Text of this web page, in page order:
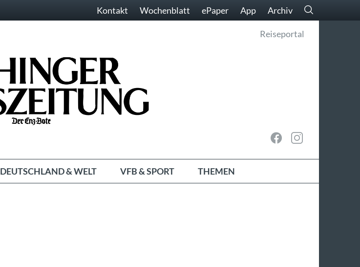
Kontakt Wochenblatt ePaper App Archiv
Reiseportal
DEUTSCHLAND & WELT VFB & SPORT THEMEN